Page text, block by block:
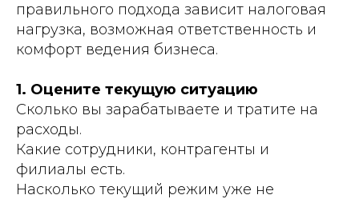
правильного подхода зависит налоговая
нагрузка, возможная ответственность и
комфорт ведения бизнеса.
1. Оцените текущую ситуацию
Сколько вы зарабатываете и тратите на
расходы.
Какие сотрудники, контрагенты и
филиалы есть.
Насколько текущий режим уже не